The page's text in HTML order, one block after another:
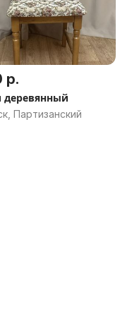
р.
деревянный
Партизанский